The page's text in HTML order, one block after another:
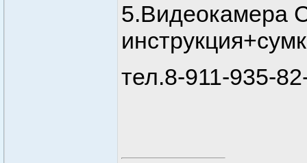
5.Видеокамера
тел.8-911-935-